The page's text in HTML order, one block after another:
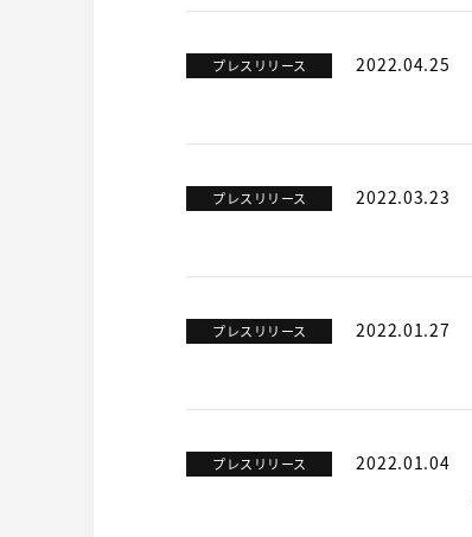
プレスリリース 2022.04.25
プレスリリース 2022.03.23
プレスリリース 2022.01.27
プレスリリース 2022.01.04